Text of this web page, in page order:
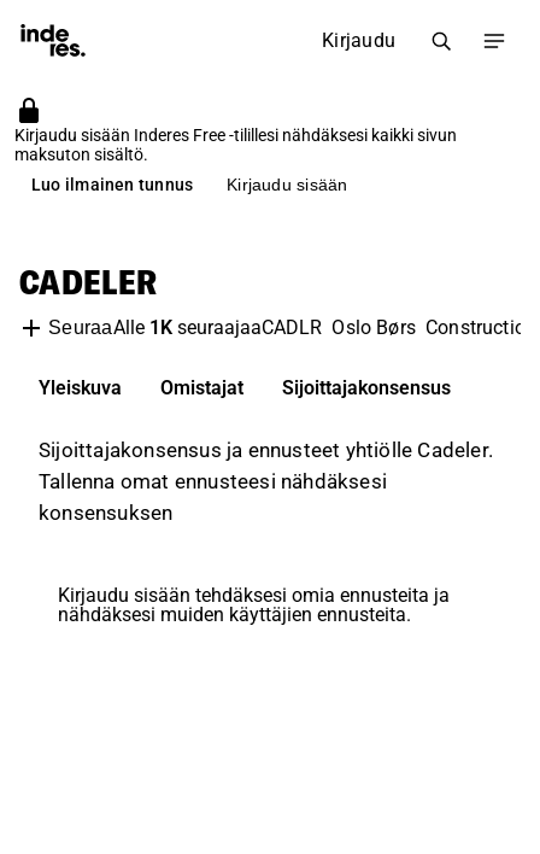
Kirjaudu
Kirjaudu sisään Inderes Free -tilillesi nähdäksesi kaikki sivun
maksuton sisältö.
Luo ilmainen tunnus
Kirjaudu sisään
CADELER
SeuraaAlle 1KseuraajaaCADLR Oslo Børs
Yleiskuva Omistajat Sijoittajakonsensus
Sijoittajakonsensus ja ennusteet yhtiölle Cadeler.
Tallenna omat ennusteesi nähdäksesi
konsensuksen
Kirjaudu sisään tehdäksesi omia ennusteita ja
nähdäksesi muiden käyttäjien ennusteita.